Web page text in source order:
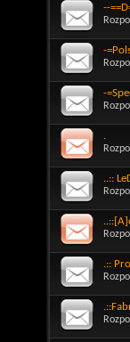
--
-
-
.
..::
.::